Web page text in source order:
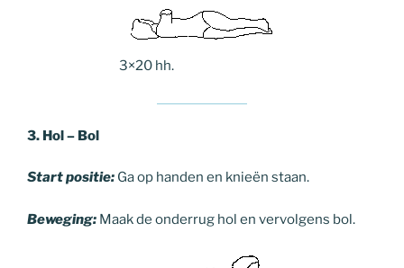
3×20 hh.
3. Hol – Bol
Start positie: Ga op handen en knieën staan.
Beweging: Maak de onderrug hol en vervolgens bol.